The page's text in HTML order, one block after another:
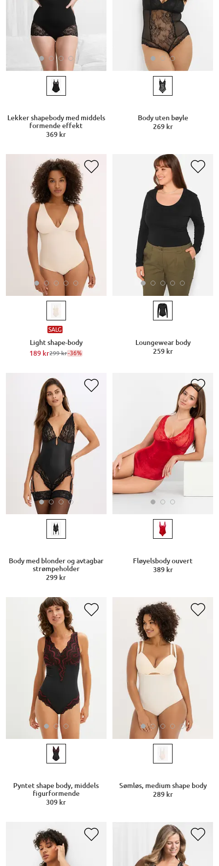
Lekker shapebody med middels
formende effekt
369 kr
Body uten bøyle
269 kr
SALG
Light shape-body
189 kr299 kr-36%
Loungewear body
259 kr
Body med blonder og avtagbar
strømpeholder
299 kr
Fløyelsbody ouvert
389 kr
Pyntet shape body, middels
figurformende
309 kr
Sømløs, medium shape body
289 kr